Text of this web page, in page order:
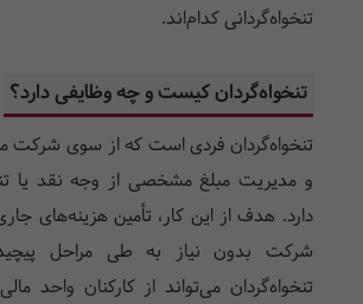
تنخواه‌گردانی کدام‌اند.
تنخواه‌گردان کیست و چه وظایفی دارد؟
تنخواه‌گردان فردی است که از سوی شرکت
و مدیریت مبلغ مشخصی از وجه نقد یا
دارد. هدف از این کار، تأمین هزینه‌های
شرکت بدون نیاز به طی مراحل
تنخواه‌گردان می‌تواند از کارکنان واحد